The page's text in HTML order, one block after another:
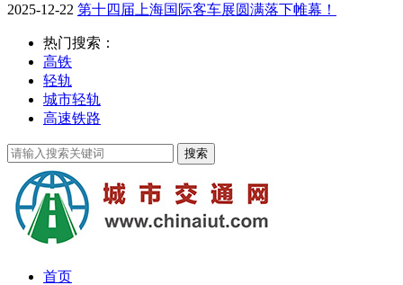
2025-12-22 第十四届上海国际客车展圆满落下帷幕！
热门搜索：
高铁
轻轨
城市轻轨
高速铁路
首页